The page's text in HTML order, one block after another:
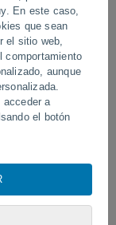
En este caso,
que sean
el sitio web,
comportamiento
aunque
acceder a
el botón
similares para
los
rayo impactó en un
en Narathiwat,